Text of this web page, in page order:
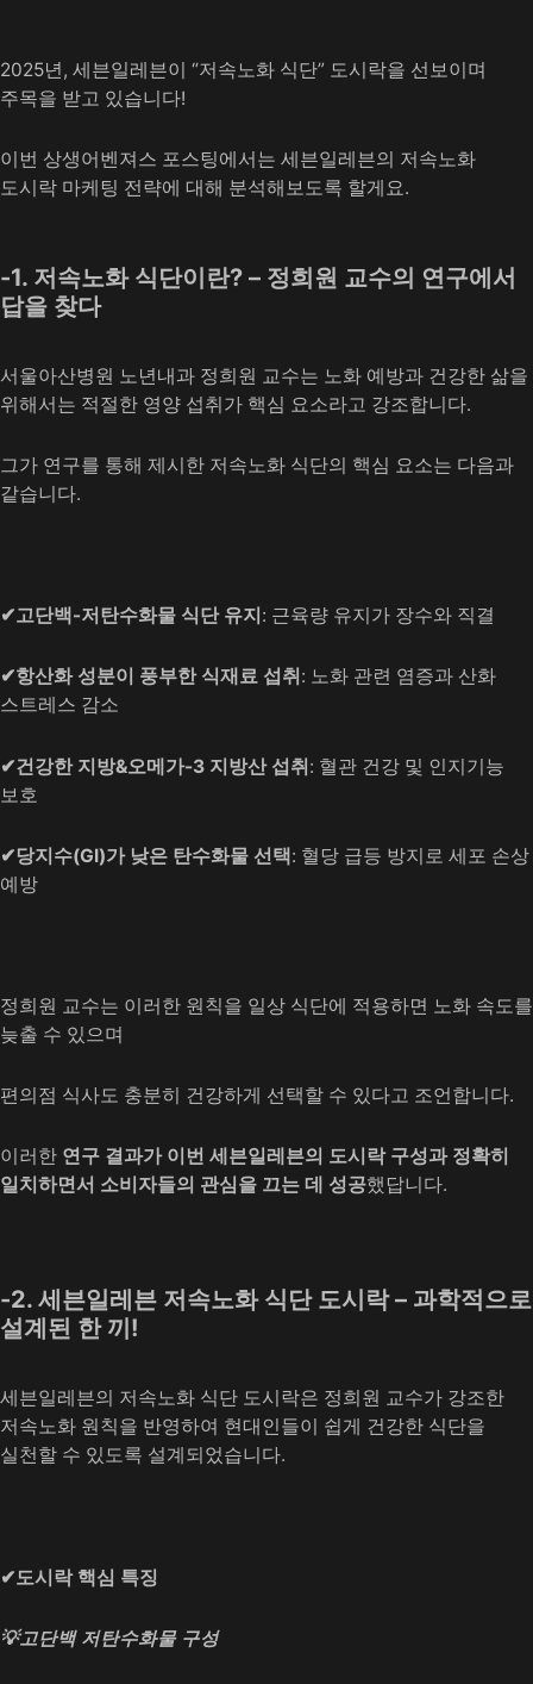
2025년, 세븐일레븐이 “저속노화 식단” 도시락을 선보이며
주목을 받고 있습니다!
이번 상생어벤져스 포스팅에서는 세븐일레븐의 저속노화
도시락 마케팅 전략에 대해 분석해보도록 할게요.
-1. 저속노화 식단이란? – 정희원 교수의 연구에서
답을 찾다
서울아산병원 노년내과 정희원 교수는 노화 예방과 건강한 삶을
위해서는 적절한 영양 섭취가 핵심 요소라고 강조합니다.
그가 연구를 통해 제시한 저속노화 식단의 핵심 요소는 다음과
같습니다.
✔고단백-저탄수화물 식단 유지 : 근육량 유지가 장수와 직결
✔항산화 성분이 풍부한 식재료 섭취 : 노화 관련 염증과 산화
스트레스 감소
✔건강한 지방&오메가-3 지방산 섭취: 혈관 건강 및 인지기능
보호
✔당지수(GI)가 낮은 탄수화물 선택: 혈당 급등 방지로 세포 손상
예방
정희원 교수는 이러한 원칙을 일상 식단에 적용하면 노화 속도를
늦출 수 있으며
편의점 식사도 충분히 건강하게 선택할 수 있다고 조언합니다.
이러한 연구 결과가 이번 세븐일레븐의 도시락 구성과 정확히
일치하면서 소비자들의 관심을 끄는 데 성공했답니다.
-2. 세븐일레븐 저속노화 식단 도시락 – 과학적으로
설계된 한 끼!
세븐일레븐의 저속노화 식단 도시락은 정희원 교수가 강조한
저속노화 원칙을 반영하여 현대인들이 쉽게 건강한 식단을
실천할 수 있도록 설계되었습니다.
✔도시락 핵심 특징
💡고단백 저탄수화물 구성